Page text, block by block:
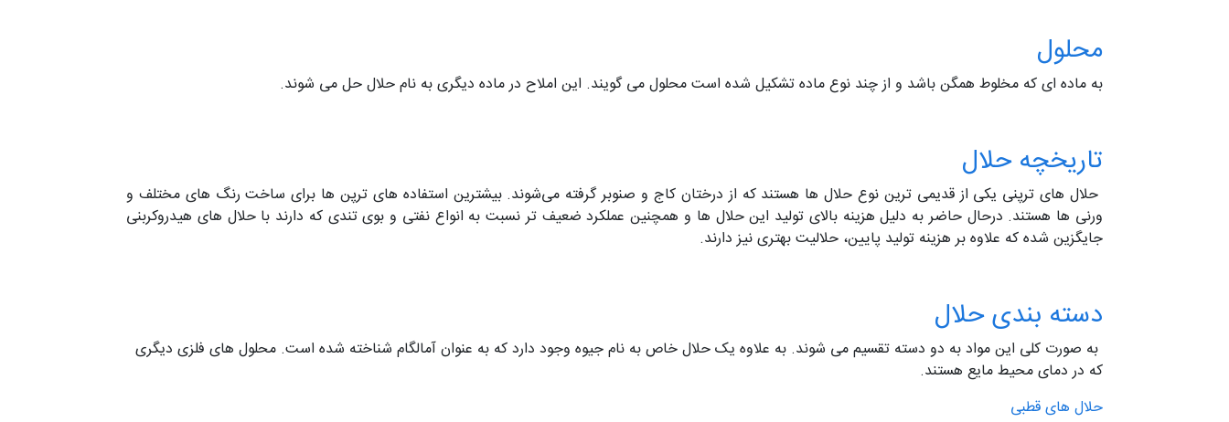
محلول
به ماده ای که مخلوط همگن باشد و از چند نوع ماده تشکیل شده است محلول می گویند. این املاح در ماده دیگری به نام حلال حل می شوند.
تاریخچه حلال
حلال های ترپنی یکی از قدیمی ترین نوع حلال ها هستند که از درختان کاج و صنوبر گرفته می‌شوند. بیشترین استفاده های ترپن ها برای ساخت رنگ های مختلف و
ورنی ها هستند. درحال حاضر به دلیل هزینه بالای تولید این حلال ها و همچنین عملکرد ضعیف تر نسبت به انواع نفتی و بوی تندی که دارند با حلال های هیدروکربنی
جایگزین شده که علاوه بر هزینه تولید پایین، حلالیت بهتری نیز دارند.
دسته بندی حلال
به صورت کلی این مواد به دو دسته تقسیم می شوند. به علاوه یک حلال خاص به نام جیوه وجود دارد که به عنوان آمالگام شناخته شده است. محلول های فلزی دیگری
که در دمای محیط مایع هستند.
حلال های قطبی